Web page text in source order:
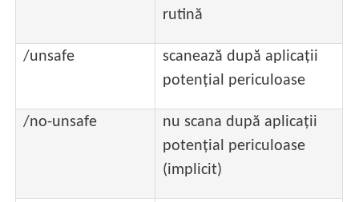
rutină
/unsafe
scanează după aplicații
potențial periculoase
/no-unsafe
nu scana după aplicații
potențial periculoase
(implicit)